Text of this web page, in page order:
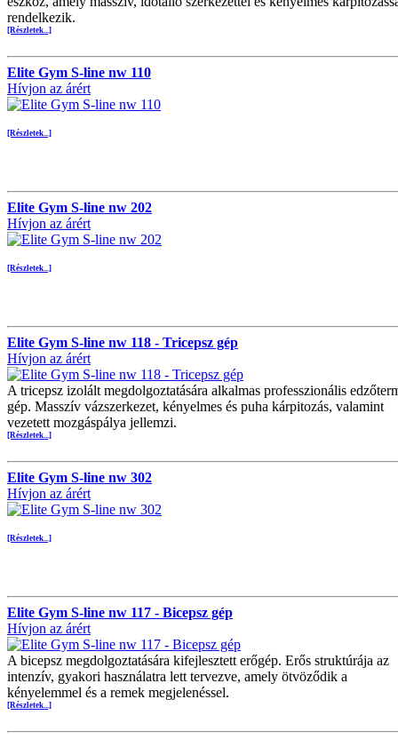
rendelkezik.
[Részletek...]
Elite Gym S-line nw 110
Hívjon az árért
[Részletek...]
Elite Gym S-line nw 202
Hívjon az árért
[Részletek...]
Elite Gym S-line nw 118 - Tricepsz gép
Hívjon az árért
A tricepsz izolált megdolgoztatására alkalmas professzionális
gép. Masszív vázszerkezet, kényelmes és puha kárpitozás, valamint
vezetett mozgáspálya jellemzi.
[Részletek...]
Elite Gym S-line nw 302
Hívjon az árért
[Részletek...]
Elite Gym S-line nw 117 - Bicepsz gép
Hívjon az árért
A bicepsz megdolgoztatására kifejlesztett erőgép. Erős struktúrája az
intenzív, gyakori használatra lett tervezve, amely ötvöződik a
kényelemmel és a remek megjelenéssel.
[Részletek...]